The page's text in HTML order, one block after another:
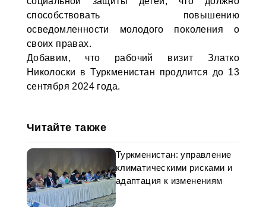
способствовать повышению
осведомленности молодого поколения о
своих правах.
Добавим, что рабочий визит Златко
Николоски в Туркменистан продлится до 13
сентября 2024 года.
Читайте также
Туркменистан: управление
климатическими рисками и
адаптация к изменениям